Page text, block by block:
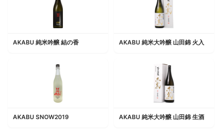
AKABU 純米吟醸 結の香 AKABU 純米大吟醸 山田錦 火入
AKABU SNOW2019 AKABU 純米大吟醸 山田錦 生酒